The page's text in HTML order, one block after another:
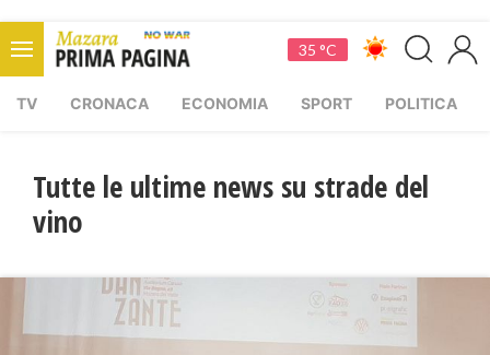
35 °C
TV CRONACA ECONOMIA SPORT POLITICA
Tutte le ultime news su strade del
vino